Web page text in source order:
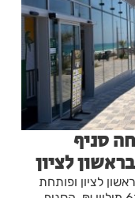
סניף
לציון
לציון ופותחת